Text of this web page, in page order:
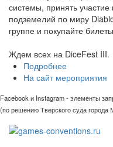
системы, принять
подземелий по миру
группе и покупайте
Ждем всех на DiceFest III.
Подробнее
На сайт мероприятия
Facebook и Instagram - элементы
(по решению Тверского суда города